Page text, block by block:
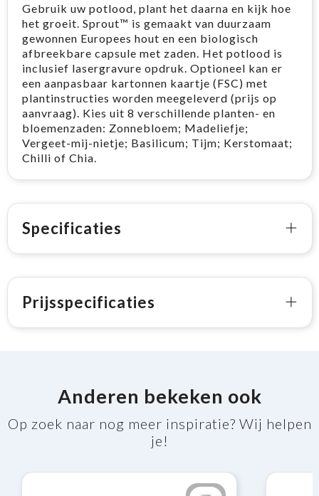
Gebruik uw potlood, plant het daarna en kijk hoe
het groeit. Sprout™ is gemaakt van duurzaam
gewonnen Europees hout en een biologisch
afbreekbare capsule met zaden. Het potlood is
inclusief lasergravure opdruk. Optioneel kan er
een aanpasbaar kartonnen kaartje (FSC) met
plantinstructies worden meegeleverd (prijs op
aanvraag). Kies uit 8 verschillende planten- en
bloemenzaden: Zonnebloem; Madeliefje;
Vergeet-mij-nietje; Basilicum; Tijm; Kerstomaat;
Chilli of Chia.
Specificaties
Prijsspecificaties
Anderen bekeken ook
Op zoek naar nog meer inspiratie? Wij helpen
je!